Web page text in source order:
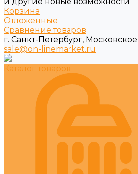
Корзина
Отложенные
Сравнение товаров
г. Санкт-Петербург,
sale@on-linemarket.ru
Каталог товаров